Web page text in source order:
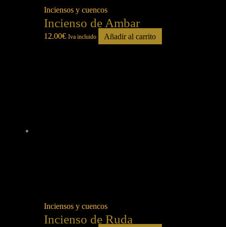
Inciensos y cuencos
Incienso de Ambar
12.00€ Iva incluido Añadir al carrito
Inciensos y cuencos
Incienso de Ruda